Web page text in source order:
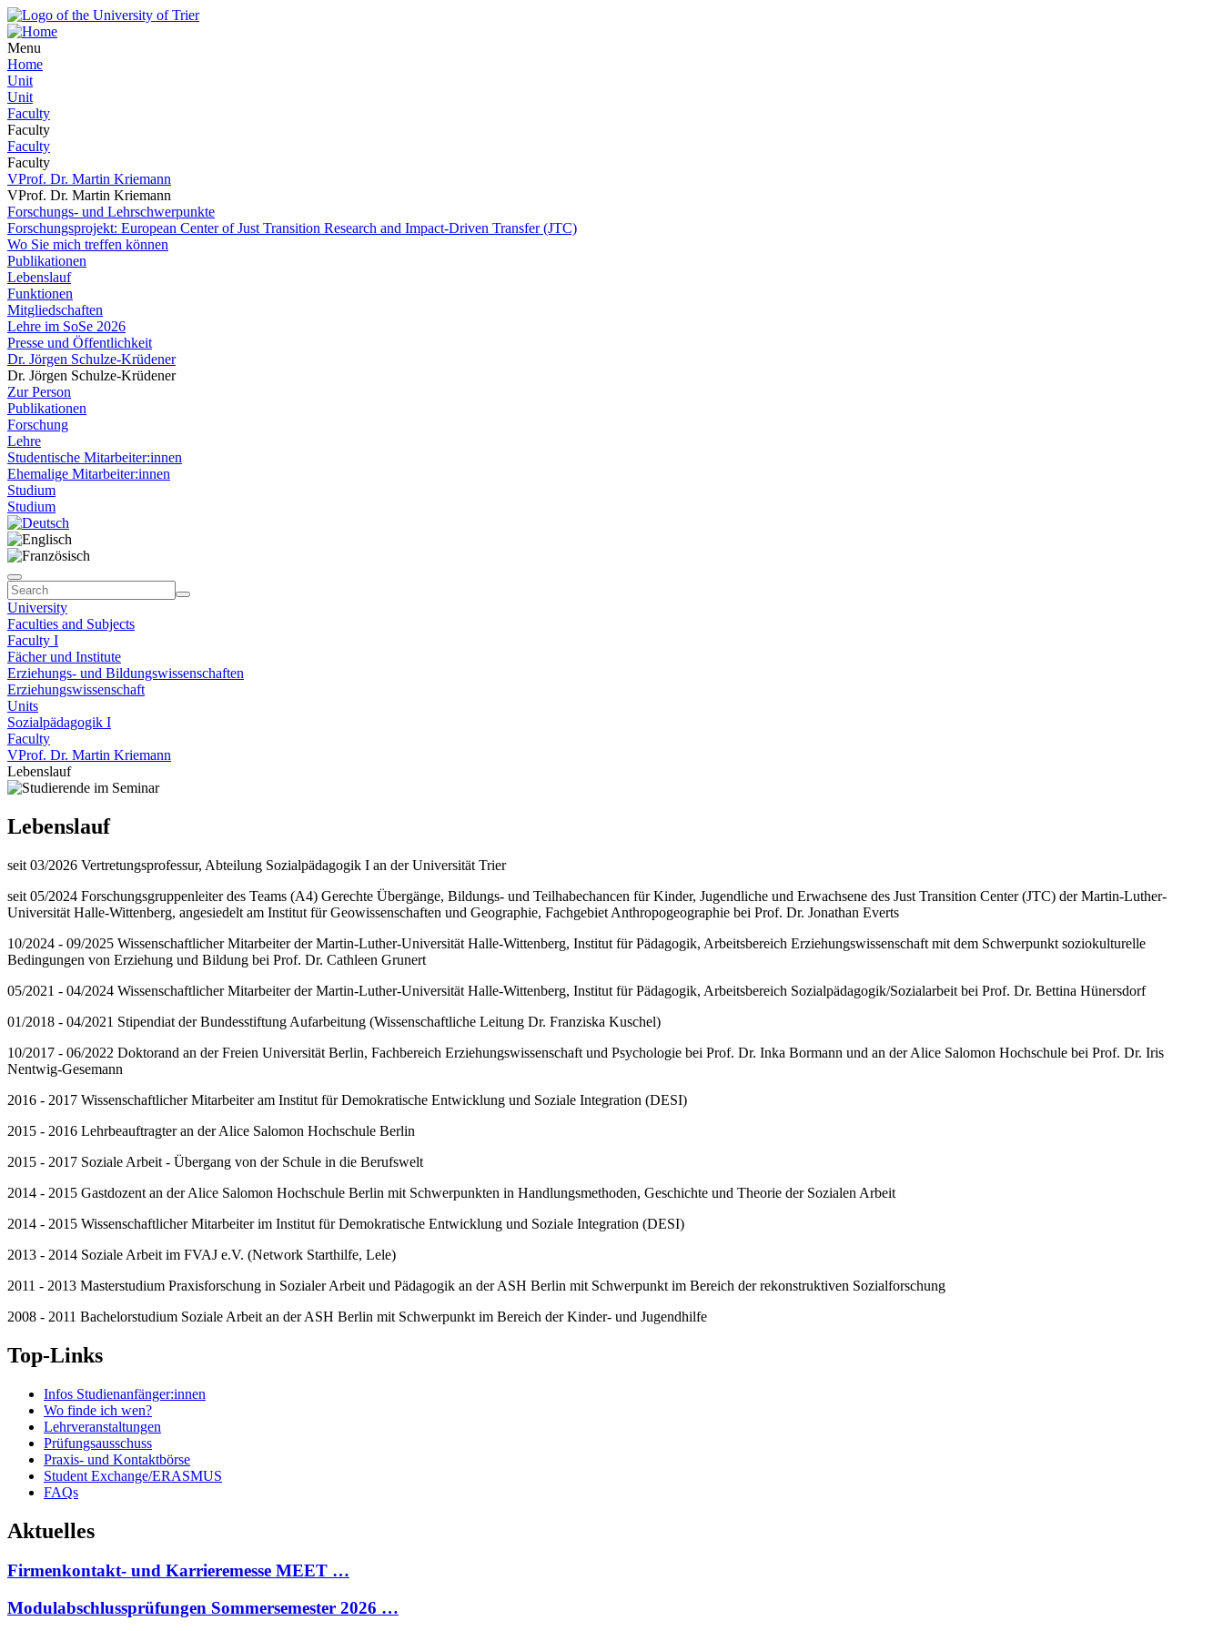
Menu
Home
Unit
Unit
Faculty
Faculty
Faculty
Faculty
VProf. Dr. Martin Kriemann
VProf. Dr. Martin Kriemann
Forschungs- und Lehrschwerpunkte
Forschungsprojekt: European Center of Just Transition Research and Impact-Driven Transfer (JTC)
Wo Sie mich treffen können
Publikationen
Lebenslauf
Funktionen
Mitgliedschaften
Lehre im SoSe 2026
Presse und Öffentlichkeit
Dr. Jörgen Schulze-Krüdener
Dr. Jörgen Schulze-Krüdener
Zur Person
Publikationen
Forschung
Lehre
Studentische Mitarbeiter:innen
Ehemalige Mitarbeiter:innen
Studium
Studium
University
Faculties and Subjects
Faculty I
Fächer und Institute
Erziehungs- und Bildungswissenschaften
Erziehungswissenschaft
Units
Sozialpädagogik I
Faculty
VProf. Dr. Martin Kriemann
Lebenslauf
Lebenslauf
seit 03/2026 Vertretungsprofessur, Abteilung Sozialpädagogik I an der Universität Trier
seit 05/2024 Forschungsgruppenleiter des Teams (A4) Gerechte Übergänge, Bildungs- und Teilhabechancen für Kinder, Jugendliche und Erwachsene des Just Transition Center (JTC) der Martin-Luther-
Universität Halle-Wittenberg, angesiedelt am Institut für Geowissenschaften und Geographie, Fachgebiet Anthropogeographie bei Prof. Dr. Jonathan Everts
10/2024 - 09/2025 Wissenschaftlicher Mitarbeiter der Martin-Luther-Universität Halle-Wittenberg, Institut für Pädagogik, Arbeitsbereich Erziehungswissenschaft mit dem Schwerpunkt soziokulturelle
Bedingungen von Erziehung und Bildung bei Prof. Dr. Cathleen Grunert
05/2021 - 04/2024 Wissenschaftlicher Mitarbeiter der Martin-Luther-Universität Halle-Wittenberg, Institut für Pädagogik, Arbeitsbereich Sozialpädagogik/Sozialarbeit bei Prof. Dr. Bettina Hünersdorf
01/2018 - 04/2021 Stipendiat der Bundesstiftung Aufarbeitung (Wissenschaftliche Leitung Dr. Franziska Kuschel)
10/2017 - 06/2022 Doktorand an der Freien Universität Berlin, Fachbereich Erziehungswissenschaft und Psychologie bei Prof. Dr. Inka Bormann und an der Alice Salomon Hochschule bei Prof. Dr. Iris
Nentwig-Gesemann
2016 - 2017 Wissenschaftlicher Mitarbeiter am Institut für Demokratische Entwicklung und Soziale Integration (DESI)
2015 - 2016 Lehrbeauftragter an der Alice Salomon Hochschule Berlin
2015 - 2017 Soziale Arbeit - Übergang von der Schule in die Berufswelt
2014 - 2015 Gastdozent an der Alice Salomon Hochschule Berlin mit Schwerpunkten in Handlungsmethoden, Geschichte und Theorie der Sozialen Arbeit
2014 - 2015 Wissenschaftlicher Mitarbeiter im Institut für Demokratische Entwicklung und Soziale Integration (DESI)
2013 - 2014 Soziale Arbeit im FVAJ e.V. (Network Starthilfe, Lele)
2011 - 2013 Masterstudium Praxisforschung in Sozialer Arbeit und Pädagogik an der ASH Berlin mit Schwerpunkt im Bereich der rekonstruktiven Sozialforschung
2008 - 2011 Bachelorstudium Soziale Arbeit an der ASH Berlin mit Schwerpunkt im Bereich der Kinder- und Jugendhilfe
Top-Links
Infos Studienanfänger:innen
Wo finde ich wen?
Lehrveranstaltungen
Prüfungsausschuss
Praxis- und Kontaktbörse
Student Exchange/ERASMUS
FAQs
Aktuelles
Firmenkontakt- und Karrieremesse MEET …
Modulabschlussprüfungen Sommersemester 2026 …